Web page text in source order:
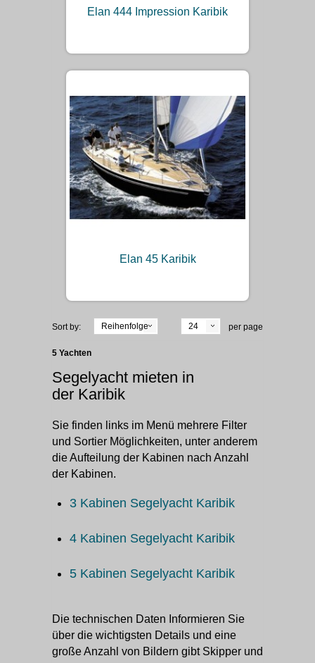
Elan 444 Impression Karibik
Elan 45 Karibik
Sort by: Reihenfolge 24 per page
5 Yachten
Segelyacht mieten in
der Karibik
Sie finden links im Menü mehrere Filter
und Sortier Möglichkeiten, unter anderem
die Aufteilung der Kabinen nach Anzahl
der Kabinen.
3 Kabinen Segelyacht Karibik
4 Kabinen Segelyacht Karibik
5 Kabinen Segelyacht Karibik
Die technischen Daten Informieren Sie
über die wichtigsten Details und eine
große Anzahl von Bildern gibt Skipper und